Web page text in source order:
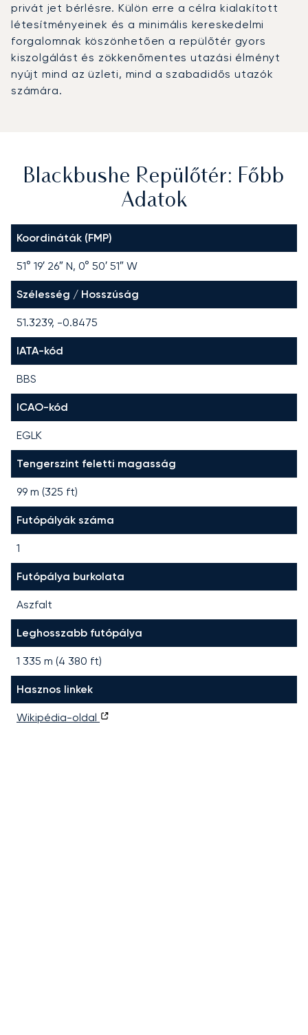
privát jet bérlésre. Külön erre a célra kialakított
létesítményeinek és a minimális kereskedelmi
forgalomnak köszönhetően a repülőtér gyors
kiszolgálást és zökkenőmentes utazási élményt
nyújt mind az üzleti, mind a szabadidős utazók
számára.
Blackbushe Repülőtér: Főbb
Adatok
Koordináták (FMP)
51° 19′ 26″ N, 0° 50′ 51″ W
Szélesség / Hosszúság
51.3239, -0.8475
IATA-kód
BBS
ICAO-kód
EGLK
Tengerszint feletti magasság
99 m (325 ft)
Futópályák száma
1
Futópálya burkolata
Aszfalt
Leghosszabb futópálya
1 335 m (4 380 ft)
Hasznos linkek
Wikipédia-oldal